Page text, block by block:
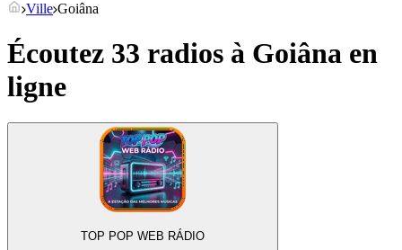
Ville Goiâna
Écoutez 33 radios à Goiâna en
ligne
TOP POP WEB RÁDIO